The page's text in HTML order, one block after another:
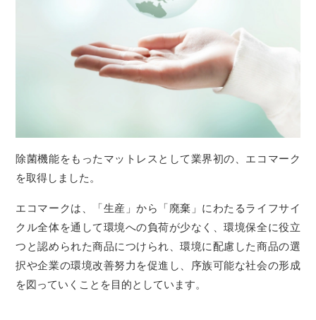
除菌機能をもったマットレスとして業界初の、エコマーク
を取得しました。
エコマークは、「生産」から「廃棄」にわたるライフサイ
クル全体を通して環境への負荷が少なく、環境保全に役立
つと認められた商品につけられ、環境に配慮した商品の選
択や企業の環境改善努力を促進し、序族可能な社会の形成
を図っていくことを目的としています。